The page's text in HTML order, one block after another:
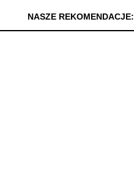
NASZE REKOMENDACJE: